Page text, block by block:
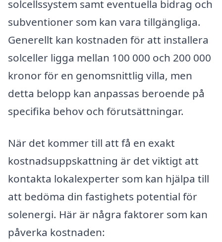
solcellssystem samt eventuella bidrag och
subventioner som kan vara tillgängliga.
Generellt kan kostnaden för att installera
solceller ligga mellan 100 000 och 200 000
kronor för en genomsnittlig villa, men
detta belopp kan anpassas beroende på
specifika behov och förutsättningar.
När det kommer till att få en exakt
kostnadsuppskattning är det viktigt att
kontakta lokalexperter som kan hjälpa till
att bedöma din fastighets potential för
solenergi. Här är några faktorer som kan
påverka kostnaden: